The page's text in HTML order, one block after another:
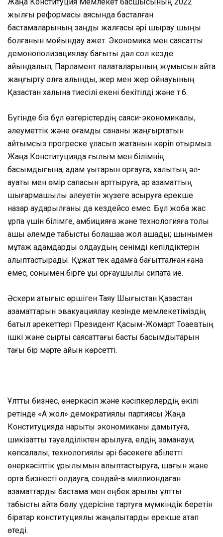
жылғы реформасы аясында басталған
бастамаларының заңды жалғасы әрі шырқау шыңы
болғанын мойындау қажет. Экономика мен саясатты
демонополизациялау бағыты дәл сол кезде
айқындалып, Парламент палаталарының жұмысын қайта
жаңғырту қолға алынды, жер мен жер қойнауының
Қазақстан халқына тиесілі екені бекітілді және т.б.
Бүгінде біз бұл өзгерістердің саяси-экономикалық,
әлеуметтік және қоғамдық сананы жаңғыртатын
қайтымсыз прогреске ұласып жатқанын көріп отырмыз.
Жаңа Конституцияда ғылым мен білімнің
басымдығына, адам құқықтарын қорғауға, халықтың әл-
ауқаты мен өмір сапасын арттыруға, әр азаматтың
шығармашылық әлеуетін жүзеге асыруға ерекше
назар аударылғаны да кездейсоқ емес. Бұл жоба жас
ұрпақ үшін білімге, амбицияға және технологияға толы
ашық әлемде табысты болашаққа жол ашады; шынымен
мұқтаж адамдарды қолдаудың сенімді кепілдіктерін
қалыптастырады. Құжат тек адамға бағытталған ғана
емес, сонымен бірге құқық қорғаушылық сипатқа ие.
Әскери қақтығыс өршіген Таяу Шығыстан Қазақстан
азаматтарын эвакуациялау кезінде мемлекетіміздің
батыл әрекеттері Президент Қасым-Жомарт Тоқаевтың
ішкі және сыртқы саясаттағы басты басымдықтарын
тағы бір мәрте айқын көрсетті.
Ұлттық бизнес, өнеркәсіп және кәсіпкерлердің өкілі
ретінде «Ақ жол» демократиялық партиясы Жаңа
Конституцияда нарықтық экономиканы дамытуға,
шикізаттық тәуелділіктен арылуға, елдің заманауи,
көпсалалы, технологиялық әрі бәсекеге қабілетті
өнеркәсіптік құрылымын қалыптастыруға, шағын және
орта бизнесті қолдауға, сондай-ақ миллиондаған
азаматтарды бастама мен еңбек арқылы ұлттық
табысты қайта бөлу үдерісіне тартуға мүмкіндік беретін
бірқатар конституциялық жаңалықтарды ерекше атап
өтеді.